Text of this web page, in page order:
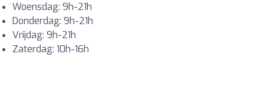
Woensdag: 9h-21h
Donderdag: 9h-21h
Vrijdag: 9h-21h
Zaterdag: 10h-16h